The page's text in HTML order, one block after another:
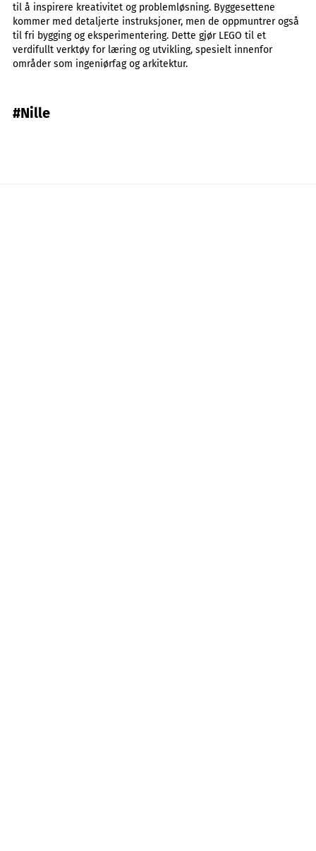
til å inspirere kreativitet og problemløsning. Byggesettene
kommer med detaljerte instruksjoner, men de oppmuntrer også
til fri bygging og eksperimentering. Dette gjør LEGO til et
verdifullt verktøy for læring og utvikling, spesielt innenfor
områder som ingeniørfag og arkitektur.
#Nille